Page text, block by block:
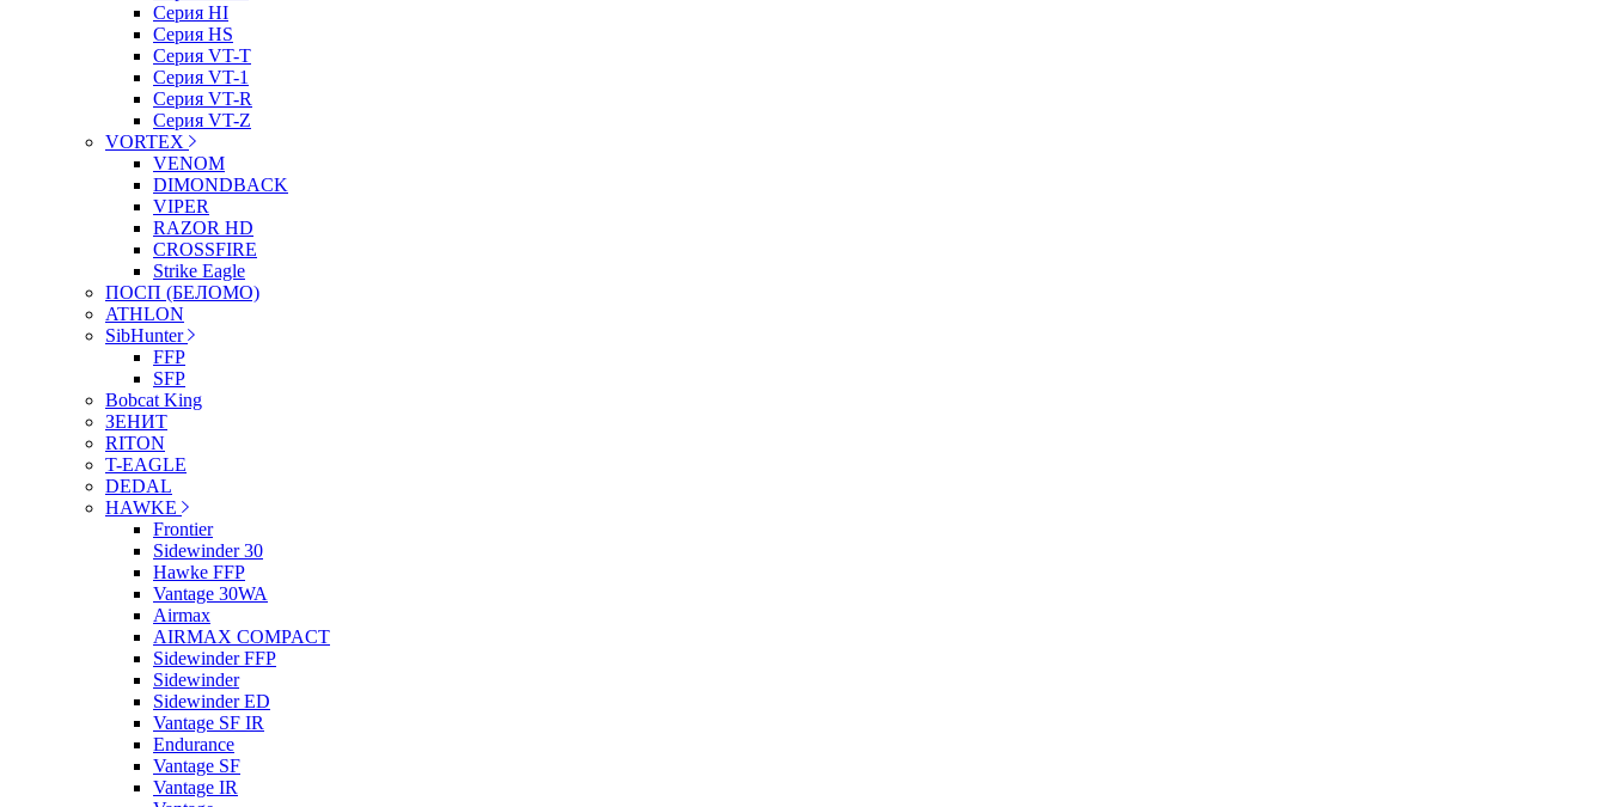
Серия HI
Серия HS
Серия VT-T
Серия VT-1
Серия VT-R
Серия VT-Z
VORTEX
VENOM
DIMONDBACK
VIPER
RAZOR HD
CROSSFIRE
Strike Eagle
ПОСП (БЕЛОМО)
ATHLON
SibHunter
FFP
SFP
Bobcat King
ЗЕНИТ
RITON
T-EAGLE
DEDAL
HAWKE
Frontier
Sidewinder 30
Hawke FFP
Vantage 30WA
Airmax
AIRMAX COMPACT
Sidewinder FFP
Sidewinder
Sidewinder ED
Vantage SF IR
Endurance
Vantage SF
Vantage IR